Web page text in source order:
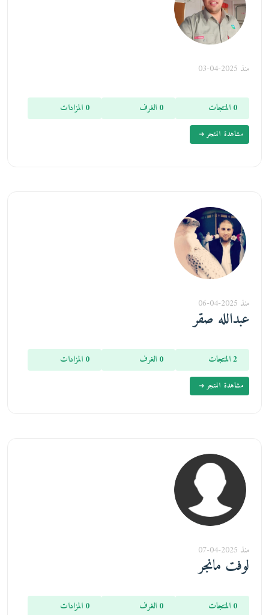
منذ 2025-04-03
0 المنتجات 0 الغرف 0 المزادات
مشاهدة المتجر
منذ 2025-04-06
عبدالله صقر
2 المنتجات 0 الغرف 0 المزادات
مشاهدة المتجر
منذ 2025-04-07
لوفت مانجر
0 المنتجات 0 الغرف 0 المزادات